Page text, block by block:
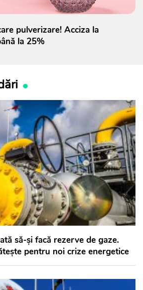
pulverizare! Acciza la
la 25%
să-și facă rezerve de gaze.
pentru noi crize energetice